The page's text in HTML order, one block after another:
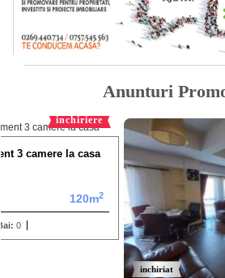
Anunturi
inchiriere
3 camere la casa
120m2
0
inchiriat